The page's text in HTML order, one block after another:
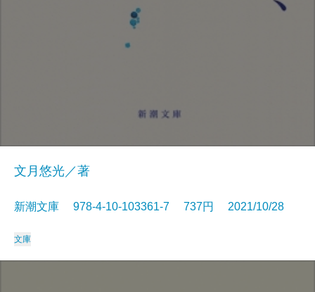
文月悠光／著
新潮文庫 978-4-10-103361-7 737円 2021/10/28
文庫